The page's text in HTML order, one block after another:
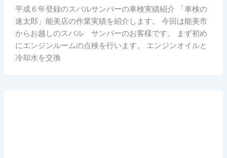
平成６年登録のスバルサンバーの車検実績紹介 「車検の
速太郎」能美店の作業実績を紹介します。 今回は能美市
からお越しのスバル サンバーのお客様です。 まず初め
にエンジンルームの点検を行います。 エンジンオイルと
冷却水を交換